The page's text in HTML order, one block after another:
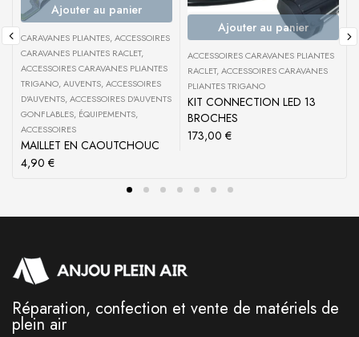
Ajouter au panier
CARAVANES PLIANTES,ACCESSOIRES
CARAVANES PLIANTES RACLET,
ACCESSOIRES CARAVANES PLIANTES
TRIGANO,AUVENTS,ACCESSOIRES
D'AUVENTS,ACCESSOIRES D'AUVENTS
GONFLABLES, ÉQUIPEMENTS,
ACCESSOIRES
MAILLET EN CAOUTCHOUC
4,90 €
Ajouter au panier
ACCESSOIRES CARAVANES PLIANTES
RACLET,ACCESSOIRES CARAVANES
PLIANTES TRIGANO
KIT CONNECTION LED 13
BROCHES
173,00 €
Réparation, confection et vente de matériels de
plein air